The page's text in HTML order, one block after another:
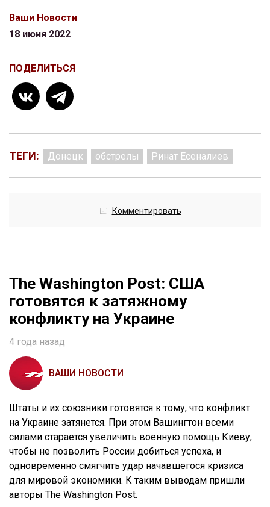
Ваши Новости
18 июня 2022
ПОДЕЛИТЬСЯ
ТЕГИ: Донецк обстрелы Ринат Есеналиев
Комментировать
The Washington Post: США
готовятся к затяжному
конфликту на Украине
4 года назад
ВАШИ НОВОСТИ
Штаты и их союзники готовятся к тому, что конфликт
на Украине затянется. При этом Вашингтон всеми
силами старается увеличить военную помощь Киеву,
чтобы не позволить России добиться успеха, и
одновременно смягчить удар начавшегося кризиса
для мировой экономики. К таким выводам пришли
авторы The Washington Post.